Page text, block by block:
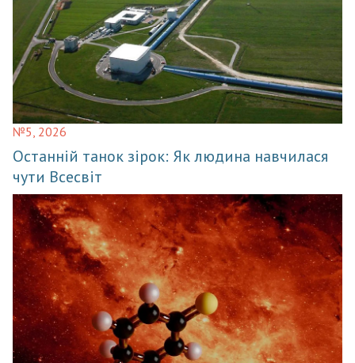
№5, 2026
Останній танок зірок: Як людина навчилася
чути Всесвіт